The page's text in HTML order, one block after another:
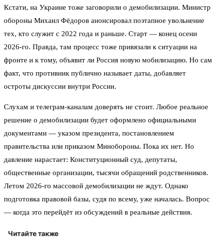
Кстати, на Украине тоже заговорили о демобилизации. Министр
обороны Михаил Фёдоров анонсировал поэтапное увольнение
тех, кто служит с 2022 года и раньше. Старт — конец осени
2026-го. Правда, там процесс тоже привязали к ситуации на
фронте и к тому, объявит ли Россия новую мобилизацию. Но сам
факт, что противник публично называет даты, добавляет
остроты дискуссии внутри России.
Слухам и телеграм-каналам доверять не стоит. Любое реальное
решение о демобилизации будет оформлено официальными
документами — указом президента, постановлением
правительства или приказом Минобороны. Пока их нет. Но
давление нарастает: Конституционный суд, депутаты,
общественные организации, тысячи обращений родственников.
Летом 2026-го массовой демобилизации не ждут. Однако
подготовка правовой базы, судя по всему, уже началась. Вопрос
— когда это перейдёт из обсуждений в реальные действия.
Читайте также